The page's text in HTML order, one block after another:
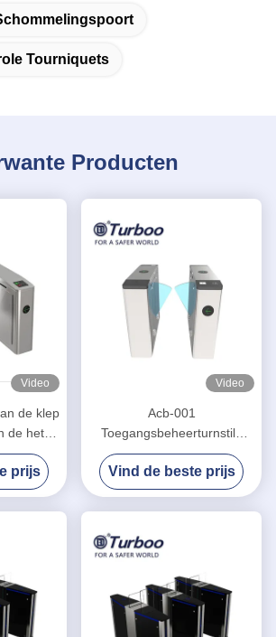
Tourniquets
Producten
Video
de klep
de het
PC de
prijs
Video
Acb-001
Toegangsbeheerturnstile
Poort/Turnstile van de
Klepbarrière voor Pretparken
Vind de beste prijs